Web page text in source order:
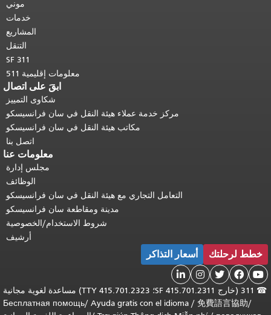
موني
خدمات
المشاريع
التنقل
SF 311
معلومات إقليمية 511
ابقَ على اتصال
شكاوى التمييز
مركز خدمة عملاء هيئة النقل في سان فرانسيسكو
مكاتب هيئة النقل في سان فرانسيسكو
اتصل بنا
معلومات عنا
مجلس إدارة
الوظائف
التعامل التجاري مع هيئة النقل في سان فرانسيسكو
مدينة ومقاطعة سان فرانسيسكو
شروط الاستخدام/الخصوصية
أرشيف
خطط لرحلتك أسعار التذاكر





☎
311 (خارج SF 415.701.2311؛ TTY 415.701.2323) مساعدة لغوية مجانية
/
免費語言協助
/
Ayuda gratis con el idioma
/
Бесплатная помощь